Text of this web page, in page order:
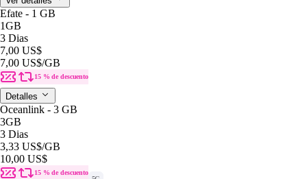
Efate - 1 GB
1GB
3 Dias
7,00 US$
7,00 US$/GB
15 % de descuento
Detalles
Oceanlink - 3 GB
3GB
3 Dias
3,33 US$/GB
10,00 US$
15 % de descuento